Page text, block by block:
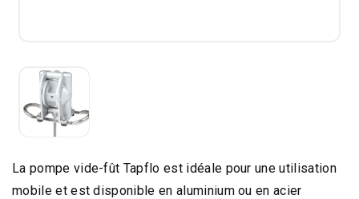
La pompe vide-fût Tapflo est idéale pour une utilisation
mobile et est disponible en aluminium ou en acier